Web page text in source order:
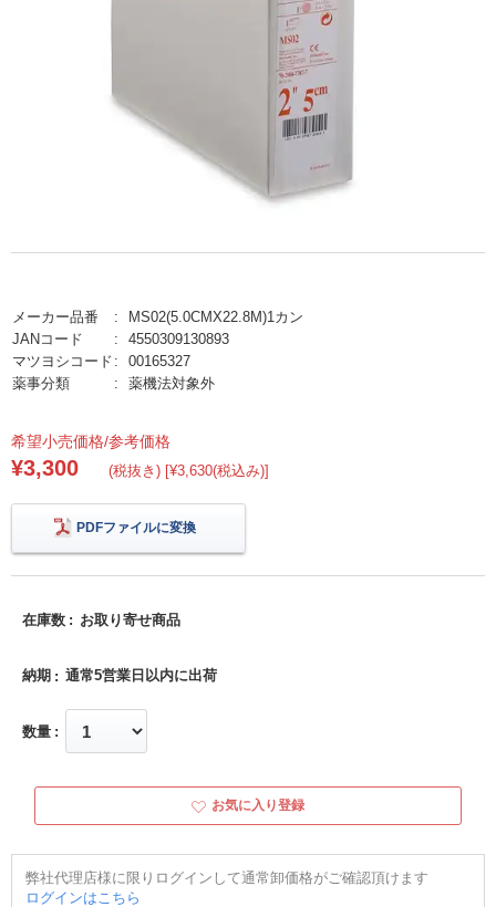
メーカー品番
MS02(5.0CMX22.8M)1カン
JANコード
4550309130893
マツヨシコード
00165327
薬事分類
薬機法対象外
希望小売価格/参考価格
¥3,300 (税抜き) [¥3,630(税込み)]
PDFファイルに変換
在庫数 お取り寄せ商品
納期 通常5営業日以内に出荷
数量
お気に入り登録
弊社代理店様に限りログインして通常卸価格がご確認頂けます
ログインはこちら